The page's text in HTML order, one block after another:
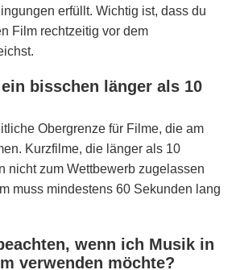
erfüllt. Wichtig ist, dass du
Film rechtzeitig vor dem
bisschen länger als 10
Obergrenze für Filme, die am
Kurzfilme, die länger als 10
nicht zum Wettbewerb zugelassen
muss mindestens 60 Sekunden lang
wenn ich Musik in
verwenden möchte?